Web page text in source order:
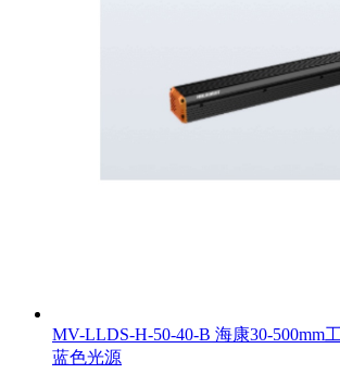
MV-LLDS-H-50-40-B 海康30-500mm
蓝色光源